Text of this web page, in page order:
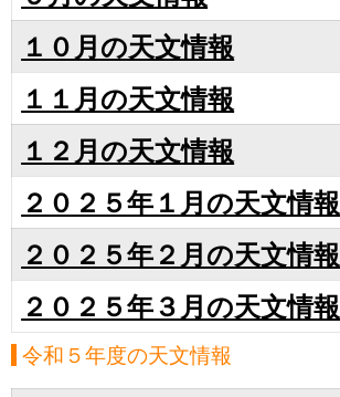
１０月の天文情報
１１月の天文情報
１２月の天文情報
２０２５年１月の天文情報
２０２５年２月の天文情報
２０２５年３月の天文情報
令和５年度の天文情報